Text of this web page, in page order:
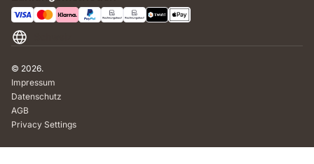
© 2026.
Impressum
Datenschutz
AGB
Privacy Settings